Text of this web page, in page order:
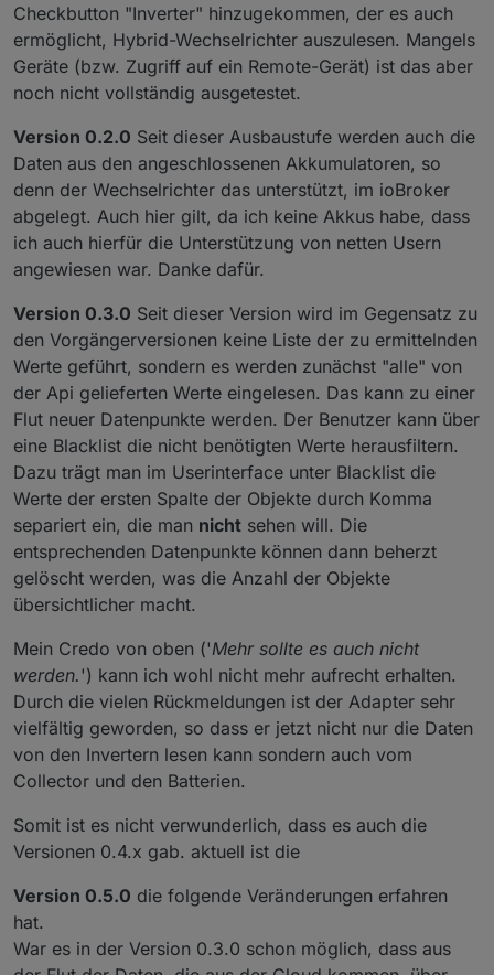
Checkbutton "Inverter" hinzugekommen, der es auch
ermöglicht, Hybrid-Wechselrichter auszulesen. Mangels
Geräte (bzw. Zugriff auf ein Remote-Gerät) ist das aber
noch nicht vollständig ausgetestet.
Version 0.2.0 Seit dieser Ausbaustufe werden auch die
Daten aus den angeschlossenen Akkumulatoren, so
denn der Wechselrichter das unterstützt, im ioBroker
abgelegt. Auch hier gilt, da ich keine Akkus habe, dass
ich auch hierfür die Unterstützung von netten Usern
angewiesen war. Danke dafür.
Version 0.3.0 Seit dieser Version wird im Gegensatz zu
den Vorgängerversionen keine Liste der zu ermittelnden
Werte geführt, sondern es werden zunächst "alle" von
der Api gelieferten Werte eingelesen. Das kann zu einer
Flut neuer Datenpunkte werden. Der Benutzer kann über
eine Blacklist die nicht benötigten Werte herausfiltern.
Dazu trägt man im Userinterface unter Blacklist die
Werte der ersten Spalte der Objekte durch Komma
separiert ein, die man nicht sehen will. Die
entsprechenden Datenpunkte können dann beherzt
gelöscht werden, was die Anzahl der Objekte
übersichtlicher macht.
Mein Credo von oben ('Mehr sollte es auch nicht
werden.') kann ich wohl nicht mehr aufrecht erhalten.
Durch die vielen Rückmeldungen ist der Adapter sehr
vielfältig geworden, so dass er jetzt nicht nur die Daten
von den Invertern lesen kann sondern auch vom
Collector und den Batterien.
Somit ist es nicht verwunderlich, dass es auch die
Versionen 0.4.x gab. aktuell ist die
Version 0.5.0 die folgende Veränderungen erfahren
hat.
War es in der Version 0.3.0 schon möglich, dass aus